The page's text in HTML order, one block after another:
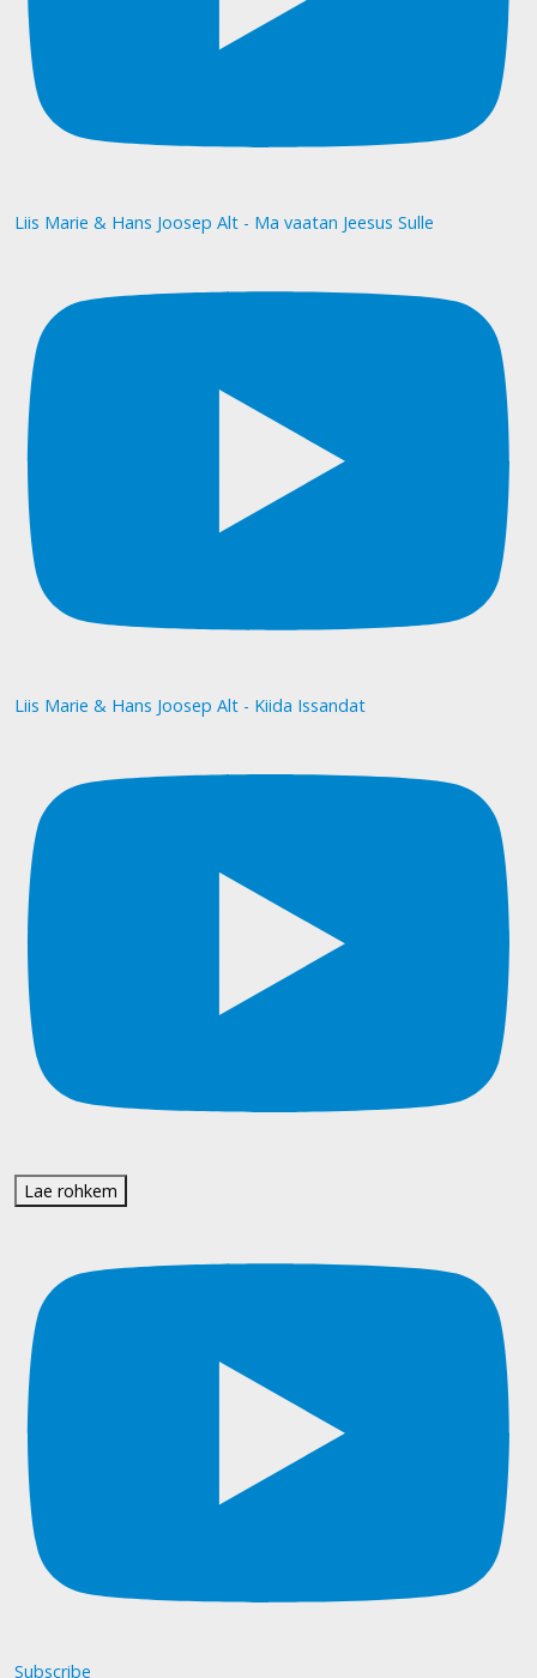
Liis Marie & Hans Joosep Alt - Ma vaatan Jeesus Sulle
Liis Marie & Hans Joosep Alt - Kiida Issandat
Lae rohkem
Subscribe